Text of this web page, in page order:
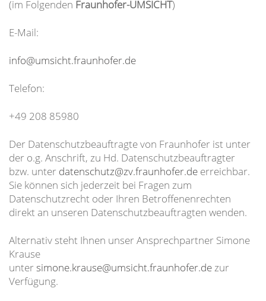
(im Folgenden Fraunhofer-UMSICHT)
E-Mail:
info@umsicht.fraunhofer.de
Telefon:
+49 208 85980
Der Datenschutzbeauftragte von Fraunhofer ist unter
der o.g. Anschrift, zu Hd. Datenschutzbeauftragter
bzw. unter datenschutz@zv.fraunhofer.de erreichbar.
Sie können sich jederzeit bei Fragen zum
Datenschutzrecht oder Ihren Betroffenenrechten
direkt an unseren Datenschutzbeauftragten wenden.
Alternativ steht Ihnen unser Ansprechpartner Simone
Krause
untersimone.krause@umsicht.fraunhofer.dezur
Verfügung.